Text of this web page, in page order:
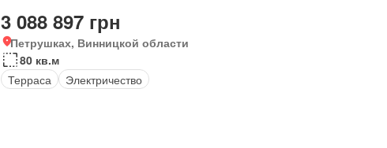
3 088 897 грн
Петрушках, Винницкой области
80 кв.м
Терраса
Электричество